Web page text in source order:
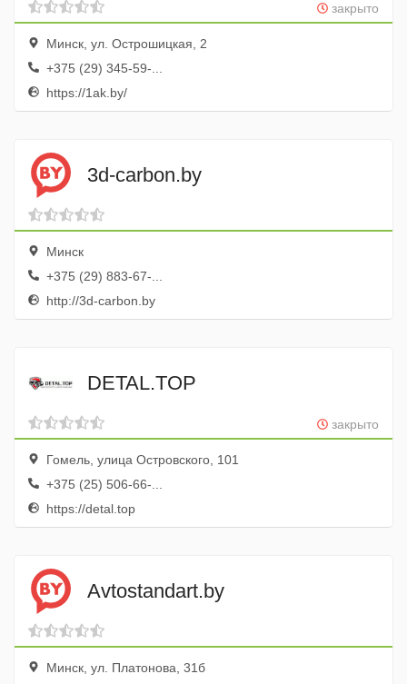
закрыто
Минск, ул. Острошицкая, 2
+375 (29) 345-59-...
https://1ak.by/
3d-carbon.by
Минск
+375 (29) 883-67-...
http://3d-carbon.by
DETAL.TOP
закрыто
Гомель, улица Островского, 101
+375 (25) 506-66-...
https://detal.top
Avtostandart.by
Минск, ул. Платонова, 31б